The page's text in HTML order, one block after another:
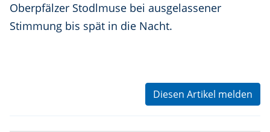
Oberpfälzer Stodlmuse bei ausgelassener
Stimmung bis spät in die Nacht.
Diesen Artikel melden